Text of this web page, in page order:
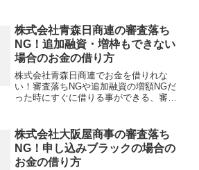
グスから否決連絡がきた、審査の返事が
ない、5日経っても1...
株式会社青森日商連の審査落ち
NG！追加融資・増枠もできない
場合のお金の借り方
株式会社青森日商連でお金を借りれな
い！審査落ちNGや追加融資の増額NGだ
った時にすぐに借りる事ができる、審査
がきた、審査の返事がない、5日経っても
1週間たっても音沙汰なし、...
株式会社大阪屋商事の審査落ち
NG！申し込みブラックの場合の
お金の借り方